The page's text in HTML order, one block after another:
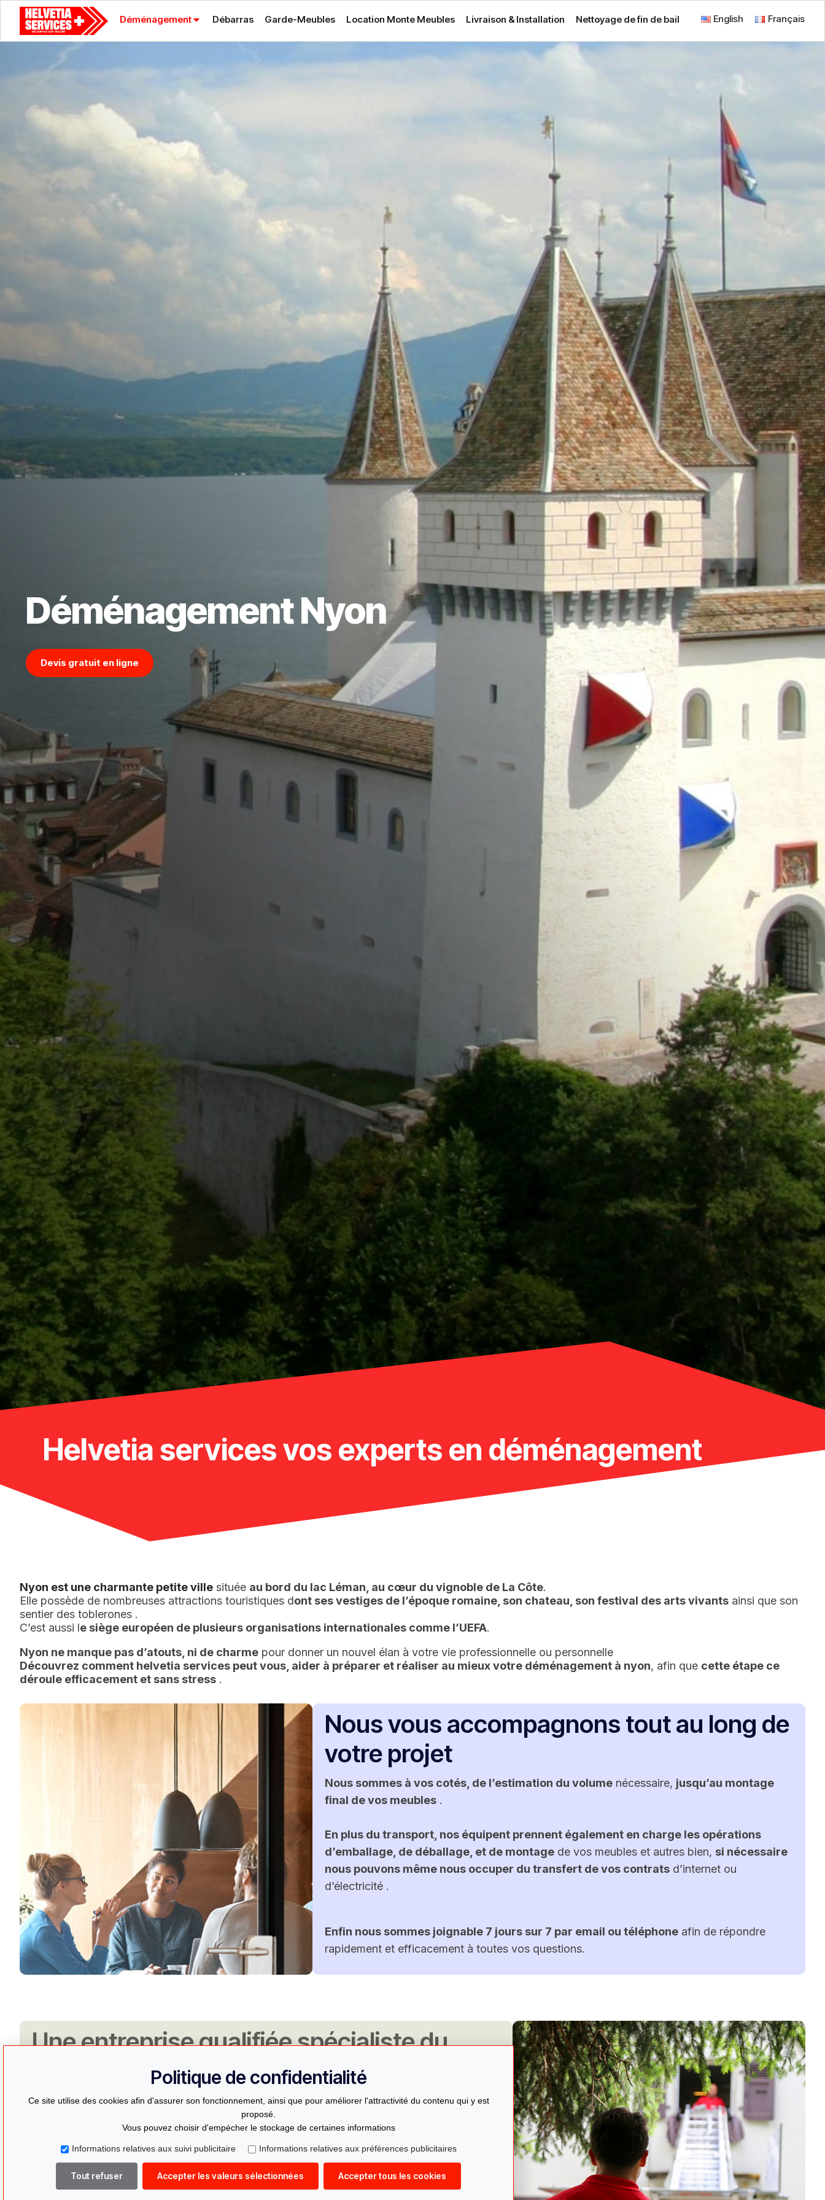
Déménagement Débarras Garde-Meubles Location Monte Meubles Livraison & Installation Nettoyage de fin de bail English Français
Déménagement Nyon
Devis gratuit en ligne
Helvetia services vos experts en déménagement
Nyon est une charmante petite ville située au bord du lac Léman, au cœur du vignoble de La Côte.
Elle possède de nombreuses attractions touristiques dont ses vestiges de l’époque romaine, son chateau, son festival des arts vivants ainsi que son
sentier des toblerones .
C’est aussi le siège européen de plusieurs organisations internationales comme l’UEFA.
Nyon ne manque pas d’atouts, ni de charme pour donner un nouvel élan à votre vie professionnelle ou personnelle
Découvrez comment helvetia services peut vous, aider à préparer et réaliser au mieux votre déménagement à nyon, afin que cette étape ce
déroule efficacement et sans stress .
Nous vous accompagnons tout au long de
votre projet
Nous sommes à vos cotés, de l’estimation du volumenécessaire, jusqu’au montage
final de vos meubles.
En plus du transport, nos équipent prennent également en charge les opérations
d’emballage, de déballage, et de montagede vos meubles et autres bien, si nécessaire
nous pouvons même nous occuper du transfert de vos contratsd’internet ou
d’électricité .
Enfin nous sommes joignable 7 jours sur 7 par email ou téléphoneafin de répondre
rapidement et efficacement à toutes vos questions.
Une entreprise qualifiée spécialiste du
déménagement à nyon et en suisse
Société enregistrée auprès du registre du commerce à genève,la plupart de nos
Nous connaissons les différentes réglementations et organismes propres à chaque
canton , y compris celle du canton de vaud dans lequelle ce situe nyon .
Nous vous garantissons un déménagement de qualité effectué par des
Politique de confidentialité
Ce site utilise des cookies afin d'assurer son fonctionnement, ainsi que pour améliorer l'attractivité du contenu qui y est
proposé.
Vous pouvez choisir d'empécher le stockage de certaines informations
Informations relatives aux suivi publicitaire Informations relatives aux préférences publicitaires
Tout refuser Accepter les valeurs sélectionnées Accepter tous les cookies